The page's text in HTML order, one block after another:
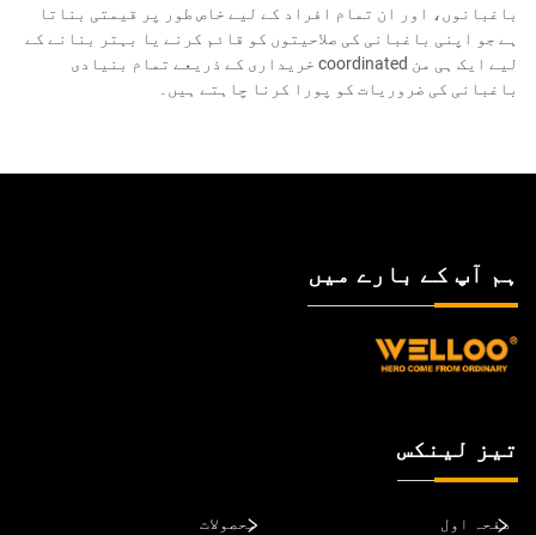
باغبانوں، اور ان تمام افراد کے لیے خاص طور پر قیمتی بناتا
ہے جو اپنی باغبانی کی صلاحیتوں کو قائم کرنے یا بہتر بنانے کے
لیے ایک ہی من coordinated خریداری کے ذریعے تمام بنیادی
باغبانی کی ضروریات کو پورا کرنا چاہتے ہیں۔
ہم آپ کے بارے میں
تیز لینکس
صفحہ اول محصولات